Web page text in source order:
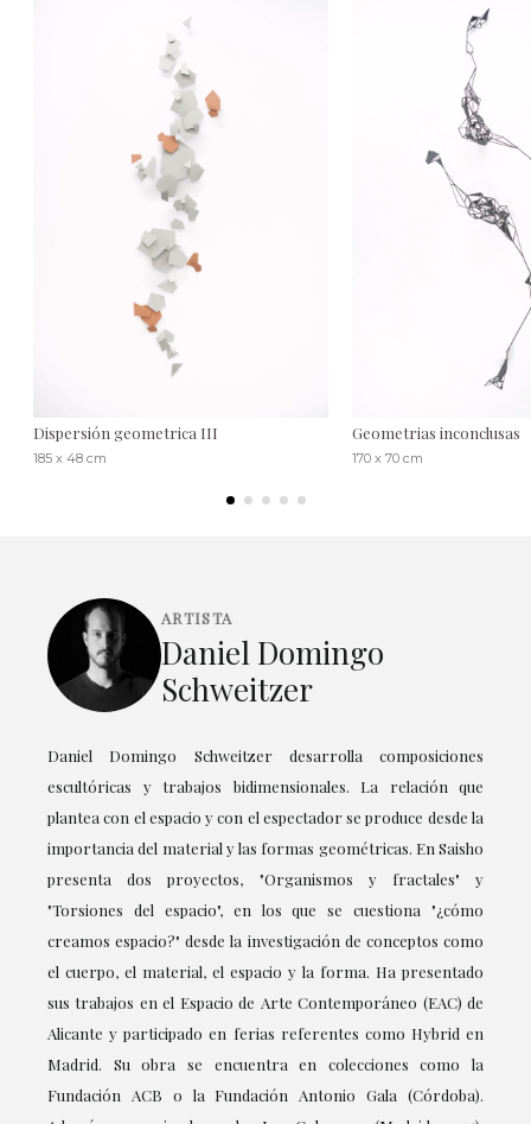
Dispersión geometrica III
185 x 48 cm
Geometrias inconclusas
170 x 70 cm
ARTISTA
Daniel Domingo
Schweitzer
Daniel Domingo Schweitzer desarrolla composiciones
escultóricas y trabajos bidimensionales. La relación que
plantea con el espacio y con el espectador se produce desde la
importancia del material y las formas geométricas. En Saisho
presenta dos proyectos, "Organismos y fractales" y
"Torsiones del espacio", en los que se cuestiona "¿cómo
creamos espacio?" desde la investigación de conceptos como
el cuerpo, el material, el espacio y la forma. Ha presentado
sus trabajos en el Espacio de Arte Contemporáneo (EAC) de
Alicante y participado en ferias referentes como Hybrid en
Madrid. Su obra se encuentra en colecciones como la
Fundación ACB o la Fundación Antonio Gala (Córdoba).